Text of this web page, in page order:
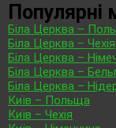
Популярні
Біла Церква –
Біла Церква – Чехія
Біла Церква –
Біла Церква –
Біла Церква –
Київ – Польща
Київ – Чехія